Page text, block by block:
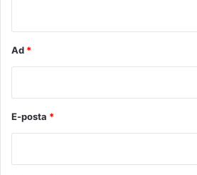
Ad *
E-posta *